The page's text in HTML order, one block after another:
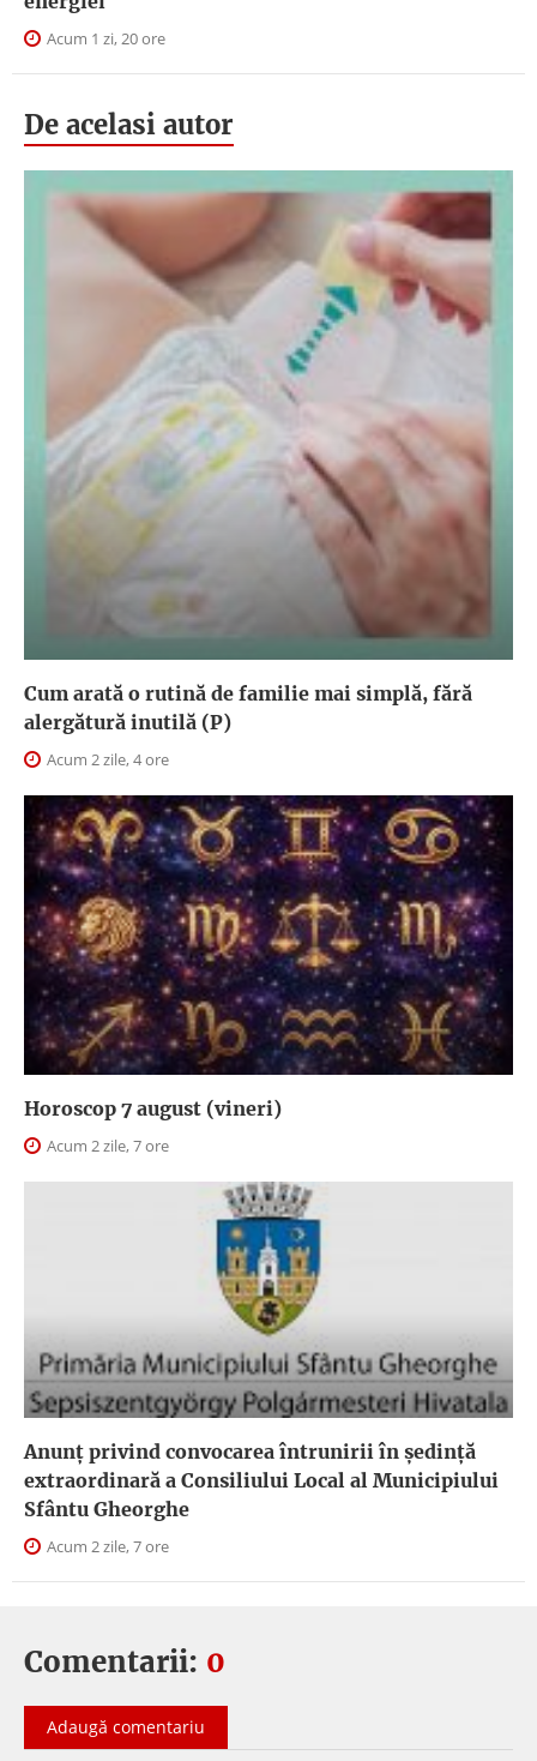
Acum 1 zi, 20 ore
De acelasi autor
Cum arată o rutină de familie mai simplă, fără
alergătură inutilă (P)
Acum 2 zile, 4 ore
Horoscop 7 august (vineri)
Acum 2 zile, 7 ore
Anunţ privind convocarea întrunirii în şedinţă
extraordinară a Consiliului Local al Municipiului
Sfântu Gheorghe
Acum 2 zile, 7 ore
Comentarii: 0
Adaugă comentariu